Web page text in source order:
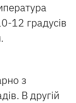
12 градусів
з
В другій